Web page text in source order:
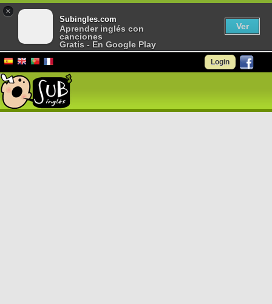
Login
×
Subingles.com
Aprender inglés con
canciones
Gratis - En Google Play
Ver